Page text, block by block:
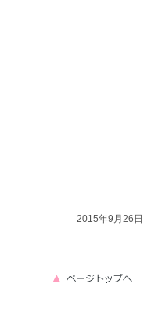
2015年9月26日